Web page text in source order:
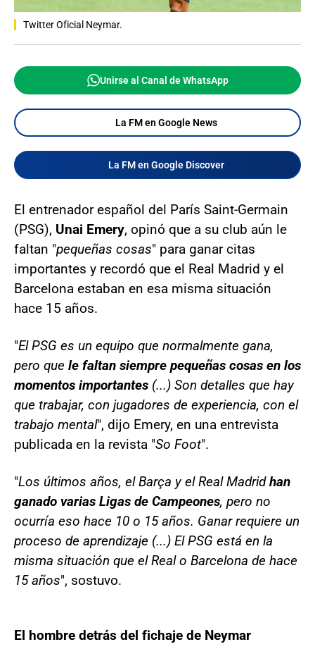
Twitter Oficial Neymar.
Unirse al Canal de WhatsApp
La FM en Google News
La FM en Google Discover
El entrenador español del París Saint-Germain
(PSG), Unai Emery, opinó que a su club aún le
faltan "pequeñas cosas" para ganar citas
importantes y recordó que el Real Madrid y el
Barcelona estaban en esa misma situación
hace 15 años.
"El PSG es un equipo que normalmente gana,
pero que le faltan siempre pequeñas cosas en los
momentos importantes (...) Son detalles que hay
que trabajar, con jugadores de experiencia, con el
trabajo mental", dijo Emery, en una entrevista
publicada en la revista "So Foot".
"Los últimos años, el Barça y el Real Madridhan
ganado varias Ligas de Campeones, pero no
ocurría eso hace 10 o 15 años. Ganar requiere un
proceso de aprendizaje (...) El PSG está en la
misma situación que el Real o Barcelona de hace
15 años", sostuvo.
El hombre detrás del fichaje de Neymar